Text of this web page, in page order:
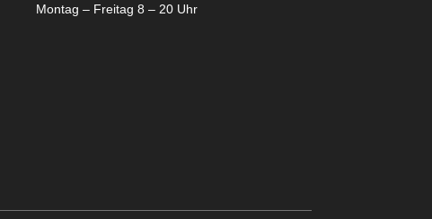
Montag – Freitag 8 – 20 Uhr